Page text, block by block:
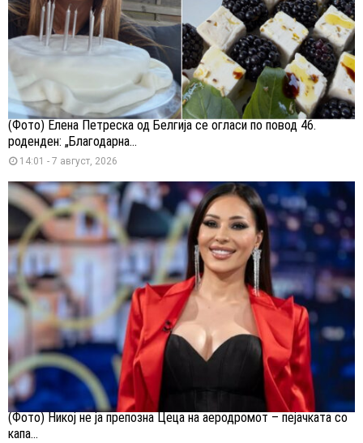
(Фото) Елена Петреска од Белгија се огласи по повод 46.
роденден: „Благодарна...
14:01 - 7 август, 2026
(Фото) Никој не ја препозна Цеца на аеродромот – пејачката со
капа...